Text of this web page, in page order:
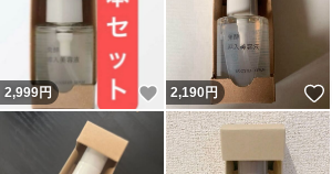
2,999円 いいね！
2,190円